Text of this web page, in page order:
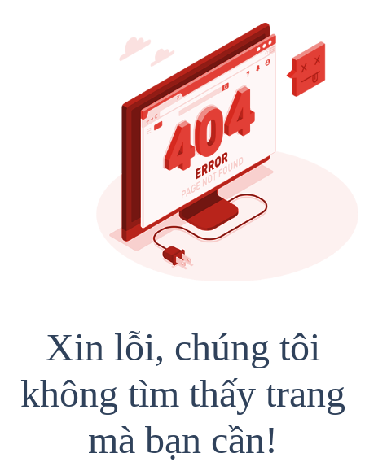
Xin lỗi, chúng tôi
không tìm thấy trang
mà bạn cần!